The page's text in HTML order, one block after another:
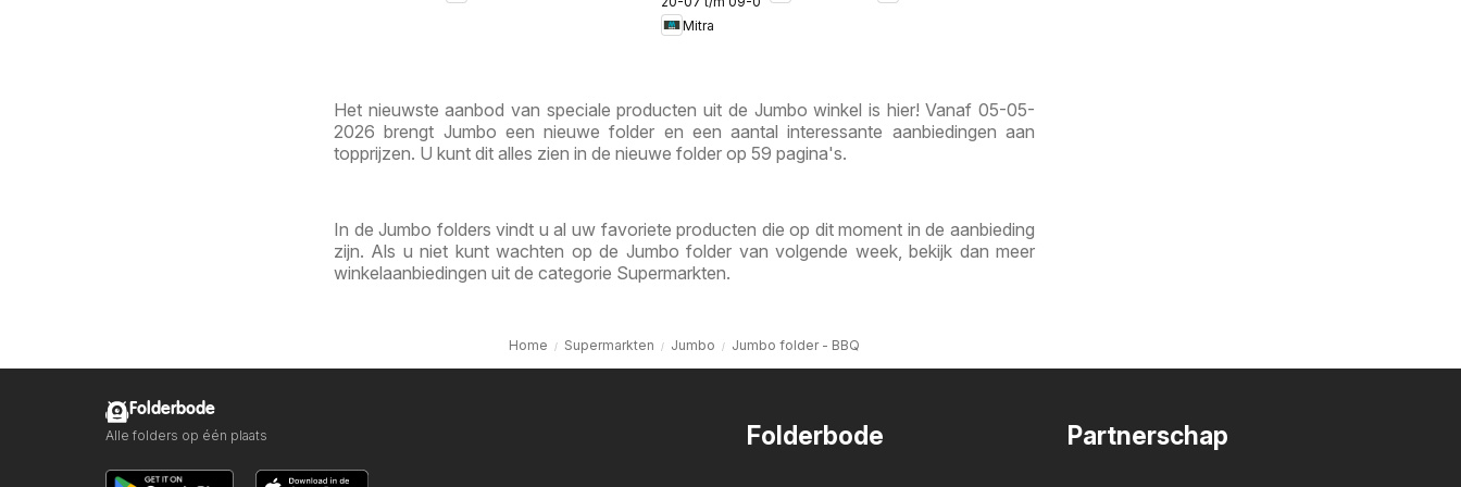
Week 30 &
31 Mitra
Het nieuwste aanbod van speciale producten uit de Jumbo winkel is hier! Vanaf 05-05-
2026 brengt Jumbo een nieuwe folder en een aantal interessante aanbiedingen aan
topprijzen. U kunt dit alles zien in de nieuwe folder op 59 pagina's.
In de Jumbo folders vindt u al uw favoriete producten die op dit moment in de aanbieding
zijn. Als u niet kunt wachten op de Jumbo folder van volgende week, bekijk dan meer
winkelaanbiedingen uit de categorie Supermarkten.
Home Supermarkten Jumbo Jumbo folder - BBQ
Folderbode Partnerschap
Folderbode
Alle folders op één plaats